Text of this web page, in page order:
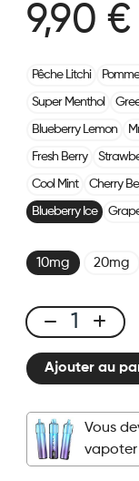
9,90 €
Pêche Litchi
Super Menthol
Blueberry Lemon
Fresh Berry
Cool Mint Cherry
Blueberry Ice
10mg 20mg
X-
LINE
-
Myrtille
Glacée
quantité
Ajouter au
Vous
vapoter